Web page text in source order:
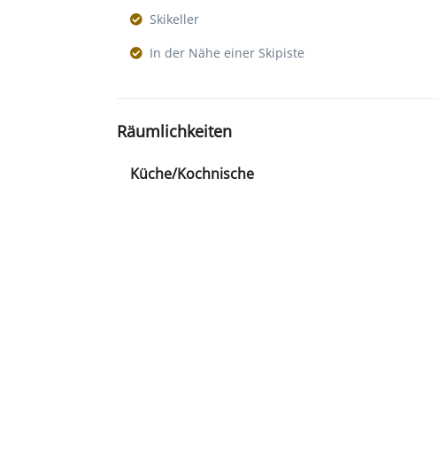
Skikeller
In der Nähe einer Skipiste
Räumlichkeiten
Küche/Kochnische